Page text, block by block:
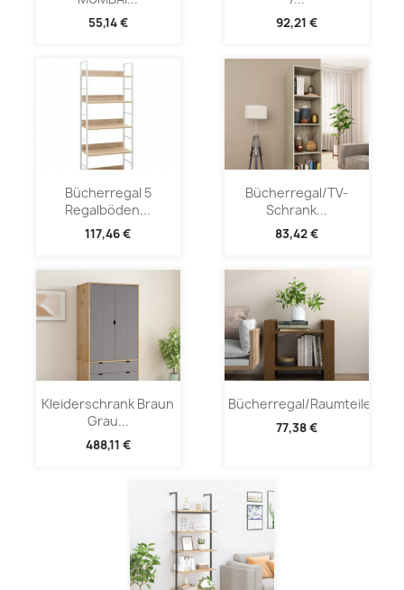
55,14 € 92,21 €
Bücherregal 5
Regalböden...
117,46 €
Bücherregal/TV-
Schrank...
83,42 €
Kleiderschrank Braun
Grau...
488,11 €
Bücherregal/Raumteiler...
77,38 €